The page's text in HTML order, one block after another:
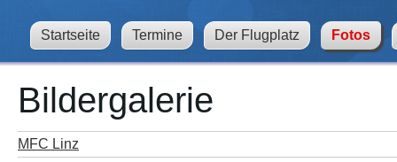
Startseite Termine Der Flugplatz Fotos
Bildergalerie
MFC Linz